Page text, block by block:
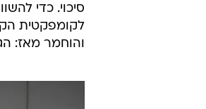
סיכוי. כדי
והוחמר מאז: הגולף דור